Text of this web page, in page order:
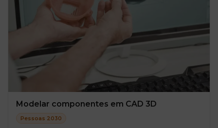
Modelar componentes em CAD 3D
Pessoas 2030